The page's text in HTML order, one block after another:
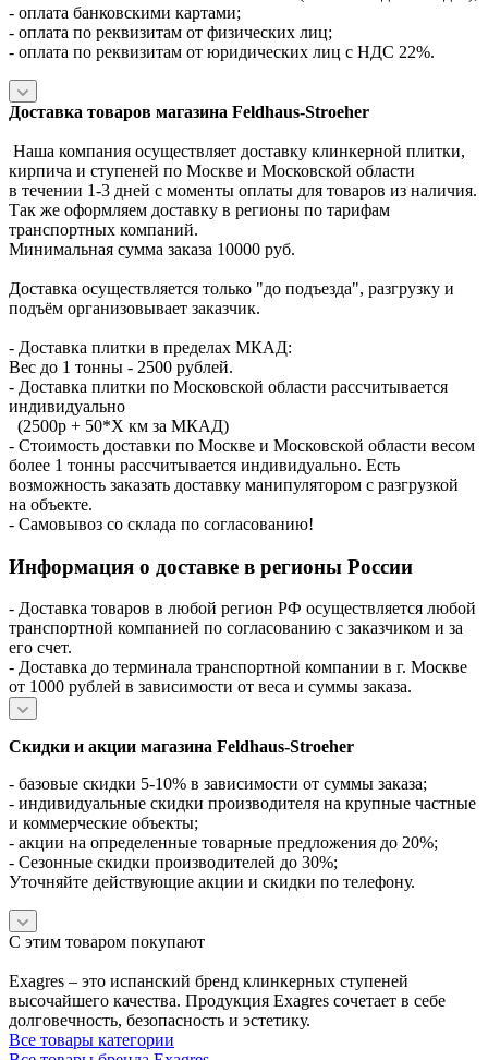
- оплата банковскими картами;
- оплата по реквизитам от физических лиц;
- оплата по реквизитам от юридических лиц с НДС 22%.
Доставка товаров магазина Feldhaus-Stroeher
Наша компания осуществляет доставку клинкерной плитки,
кирпича и ступеней по Москве и Московской области
в течении 1-3 дней с моменты оплаты для товаров из наличия.
Так же оформляем доставку в регионы по тарифам
транспортных компаний.
Минимальная сумма заказа 10000 руб.
Доставка осуществляется только "до подъезда", разгрузку и
подъём организовывает заказчик.
- Доставка плитки в пределах МКАД:
Вес до 1 тонны - 2500 рублей.
- Доставка плитки по Московской области рассчитывается
индивидуально
(2500р + 50*X км за МКАД)
- Стоимость доставки по Москве и Московской области весом
более 1 тонны рассчитывается индивидуально. Есть
возможность заказать доставку манипулятором с разгрузкой
на объекте.
- Самовывоз со склада по согласованию!
Информация о доставке в регионы России
- Доставка товаров в любой регион РФ осуществляется любой
транспортной компанией по согласованию с заказчиком и за
его счет.
- Доставка до терминала транспортной компании в г. Москве
от 1000 рублей в зависимости от веса и суммы заказа.
Скидки и акции магазина Feldhaus-Stroeher
- базовые скидки 5-10% в зависимости от суммы заказа;
- индивидуальные скидки производителя на крупные частные
и коммерческие объекты;
- акции на определенные товарные предложения до 20%;
- Сезонные скидки производителей до 30%;
Уточняйте действующие акции и скидки по телефону.
С этим товаром покупают
Exagres – это испанский бренд клинкерных ступеней
высочайшего качества. Продукция Exagres сочетает в себе
долговечность, безопасность и эстетику.
Все товары категории